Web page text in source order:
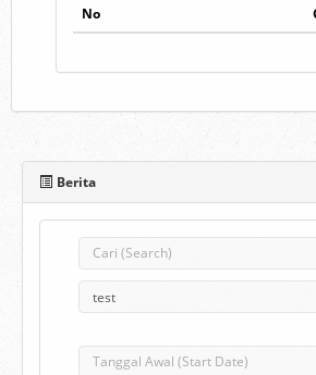
No
Berita